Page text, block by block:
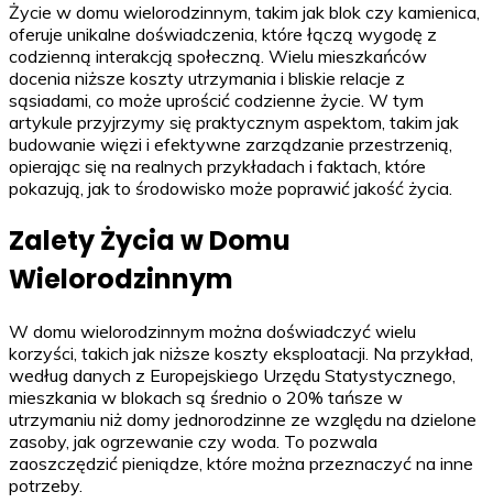
Życie w domu wielorodzinnym, takim jak blok czy kamienica,
oferuje unikalne doświadczenia, które łączą wygodę z
codzienną interakcją społeczną. Wielu mieszkańców
docenia niższe koszty utrzymania i bliskie relacje z
sąsiadami, co może uprościć codzienne życie. W tym
artykule przyjrzymy się praktycznym aspektom, takim jak
budowanie więzi i efektywne zarządzanie przestrzenią,
opierając się na realnych przykładach i faktach, które
pokazują, jak to środowisko może poprawić jakość życia.
Zalety Życia w Domu
Wielorodzinnym
W domu wielorodzinnym można doświadczyć wielu
korzyści, takich jak niższe koszty eksploatacji. Na przykład,
według danych z Europejskiego Urzędu Statystycznego,
mieszkania w blokach są średnio o 20% tańsze w
utrzymaniu niż domy jednorodzinne ze względu na dzielone
zasoby, jak ogrzewanie czy woda. To pozwala
zaoszczędzić pieniądze, które można przeznaczyć na inne
potrzeby.